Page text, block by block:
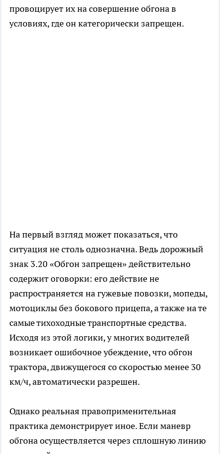
провоцирует их на совершение обгона в
условиях, где он категорически запрещен.
На первый взгляд может показаться, что
ситуация не столь однозначна. Ведь дорожный
знак 3.20 «Обгон запрещен» действительно
содержит оговорки: его действие не
распространяется на гужевые повозки, мопеды,
мотоциклы без бокового прицепа, а также на те
самые тихоходные транспортные средства.
Исходя из этой логики, у многих водителей
возникает ошибочное убеждение, что обгон
трактора, движущегося со скоростью менее 30
км/ч, автоматически разрешен.
Однако реальная правоприменительная
практика демонстрирует иное. Если маневр
обгона осуществляется через сплошную линию